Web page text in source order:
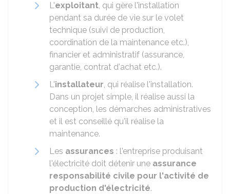
L'exploitant, qui gère l'installation
pendant sa durée de vie sur le volet
technique (suivi de production,
coordination de la maintenance etc.),
financier et administratif (assurance,
garantie, contrat d'achat etc.).
L'installateur, qui réalise l'installation.
Dans un projet simple, il réalise aussi la
conception, les démarches administratives
et il est conseillé qu'il réalise la
maintenance.
Les assurances : l'entreprise produisant
l'électricité doit détenir une assurance
responsabilité civile pour l'activité de
production d'électricité.